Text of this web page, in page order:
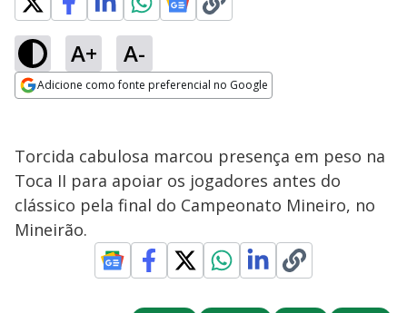
A+ A-
Adicione como fonte preferencial no Google
Torcida cabulosa marcou presença em peso na
Toca II para apoiar os jogadores antes do
clássico pela final do Campeonato Mineiro, no
Mineirão.